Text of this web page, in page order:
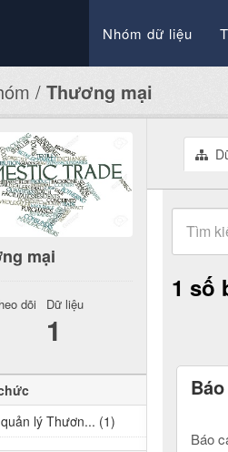
Nhóm dữ liệu
Thương mại
1 số
Báo
mại
dõi Dữ liệu
1
lý Thươn... (1)